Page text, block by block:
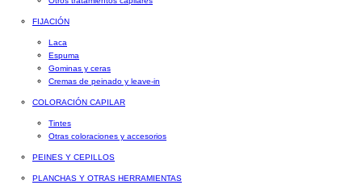
FIJACIÓN
Laca
Espuma
Gominas y ceras
Cremas de peinado y leave-in
COLORACIÓN CAPILAR
Tintes
Otras coloraciones y accesorios
PEINES Y CEPILLOS
PLANCHAS Y OTRAS HERRAMIENTAS